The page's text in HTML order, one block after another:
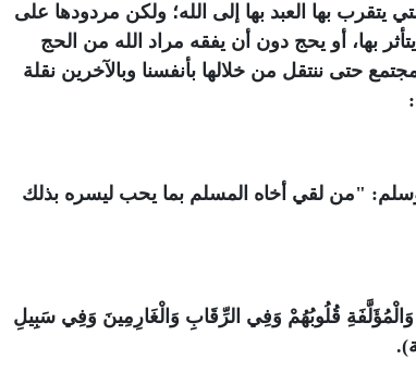
يتقرب بها العبد بها إلى الله؛ ولكن مردودها على
بها، أو يحج دون أن يفقه مراد الله من الحج
حتى ننتقل من خلالها بأنفسنا وبالآخرين نقلة
"من لقي أخاه المسلم بما يحب ليسره بذلك
وَالْمُؤَلَّفَةِ قُلُوبُهُمْ وَفِي الرِّقَابِ وَالْغَارِمِينَ وَفِي سَبِيلِ